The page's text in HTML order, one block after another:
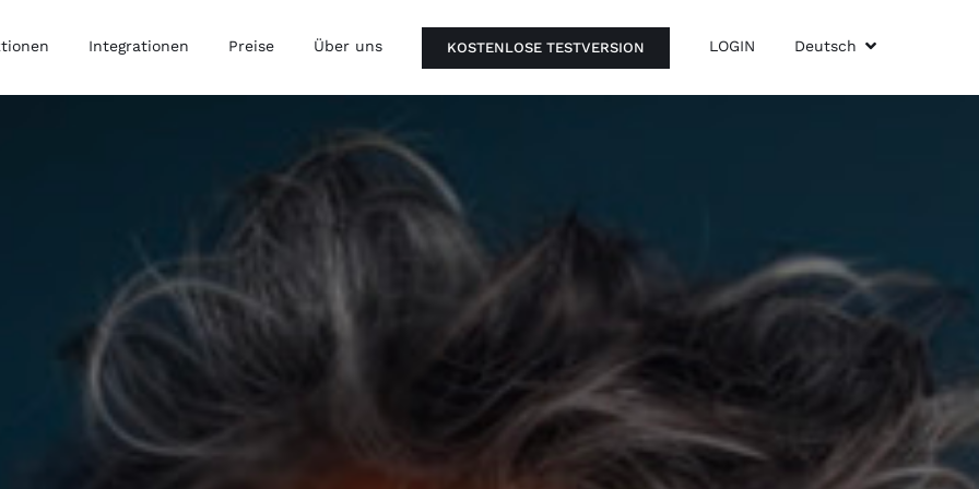
Integrationen Preise Über uns KOSTENLOSE TESTVERSION LOGIN Deutsch